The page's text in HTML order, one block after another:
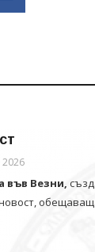
2026
във Везни,